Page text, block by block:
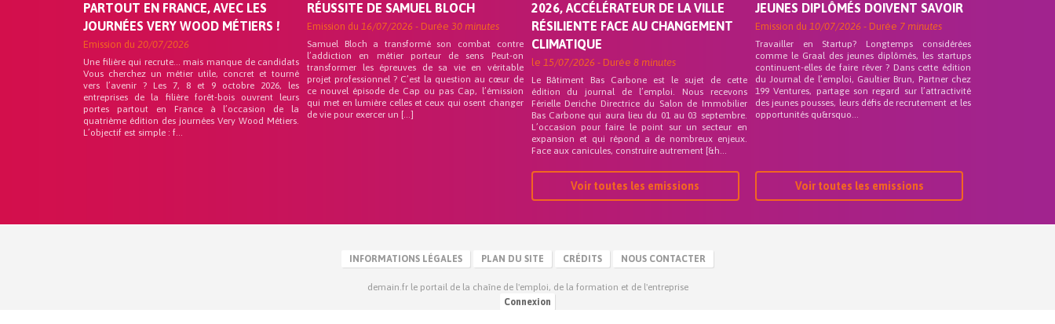
PARTOUT EN FRANCE, AVEC LES
JOURNÉES VERY WOOD MÉTIERS !
Emission du 20/07/2026
Une filière qui recrute… mais manque de candidats
Vous cherchez un métier utile, concret et tourné
vers l’avenir ? Les 7, 8 et 9 octobre 2026, les
entreprises de la filière forêt-bois ouvrent leurs
portes partout en France à l’occasion de la
quatrième édition des journées Very Wood Métiers.
L’objectif est simple : f...
RÉUSSITE DE SAMUEL BLOCH
Emission du16/07/2026 - Durée30 minutes
Samuel Bloch a transformé son combat contre
l’addiction en métier porteur de sens Peut-on
transformer les épreuves de sa vie en véritable
projet professionnel ? C’est la question au cœur de
ce nouvel épisode de Cap ou pas Cap, l’émission
qui met en lumière celles et ceux qui osent changer
de vie pour exercer un […]
2026, ACCÉLÉRATEUR DE LA VILLE
RÉSILIENTE FACE AU CHANGEMENT
CLIMATIQUE
le 15/07/2026 - Durée 8 minutes
Le Bâtiment Bas Carbone est le sujet de cette
édition du journal de l’emploi. Nous recevons
Férielle Deriche Directrice du Salon de Immobilier
Bas Carbone qui aura lieu du 01 au 03 septembre.
L’occasion pour faire le point sur un secteur en
expansion et qui répond a de nombreux enjeux.
Face aux canicules, construire autrement [&h...
Voir toutes les emissions
JEUNES DIPLÔMÉS DOIVENT SAVOIR
Emission du 10/07/2026 - Durée 7 minutes
Travailler en Startup? Longtemps considérées
comme le Graal des jeunes diplômés, les startups
continuent-elles de faire rêver ? Dans cette édition
du Journal de l’emploi, Gaultier Brun, Partner chez
199 Ventures, partage son regard sur l’attractivité
des jeunes pousses, leurs défis de recrutement et les
opportunités qu&rsquo...
Voir toutes les emissions
INFORMATIONS LÉGALES PLAN DU SITE CRÉDITS NOUS CONTACTER
demain.fr le portail de la chaîne de l'emploi, de la formation et de l'entreprise
Connexion